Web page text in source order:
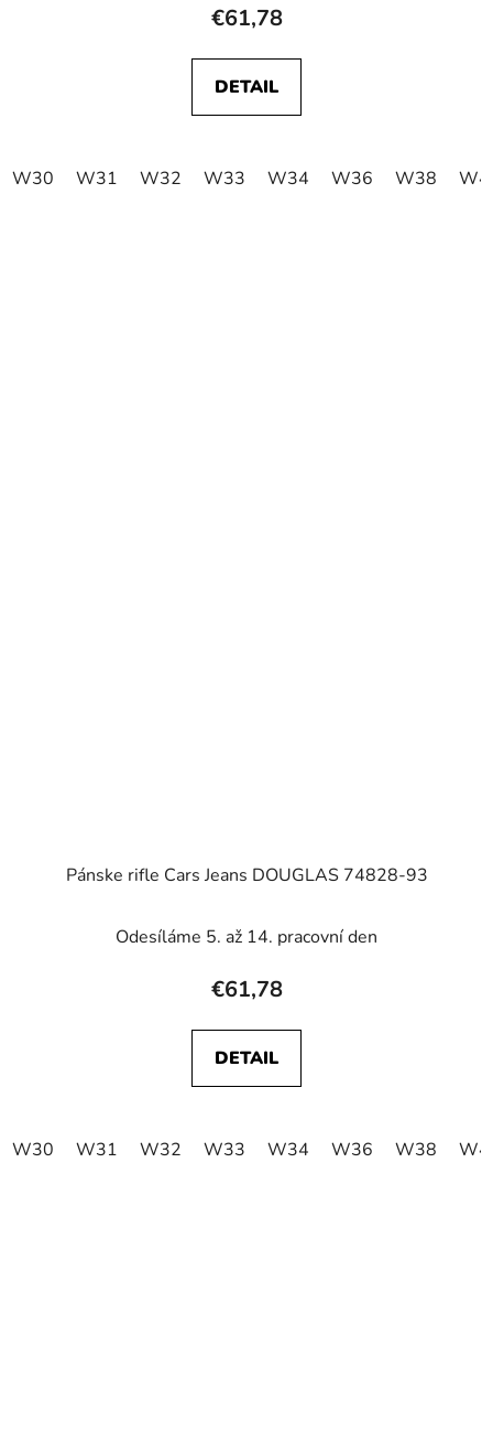
€61,78
DETAIL
W30 W31 W32 W33 W34 W36 W38
Pánske rifle Cars Jeans DOUGLAS 74828-93
Odesíláme 5. až 14. pracovní den
€61,78
DETAIL
W30 W31 W32 W33 W34 W36 W38